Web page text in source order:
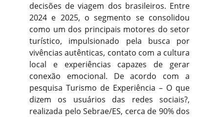
decisões de viagem dos brasileiros. Entre
2024 e 2025, o segmento se consolidou
como um dos principais motores do setor
turístico, impulsionado pela busca por
vivências autênticas, contato com a cultura
local e experiências capazes de gerar
conexão emocional. De acordo com a
pesquisa Turismo de Experiência – O que
dizem os usuários das redes sociais?,
realizada pelo Sebrae/ES, cerca de 90% dos